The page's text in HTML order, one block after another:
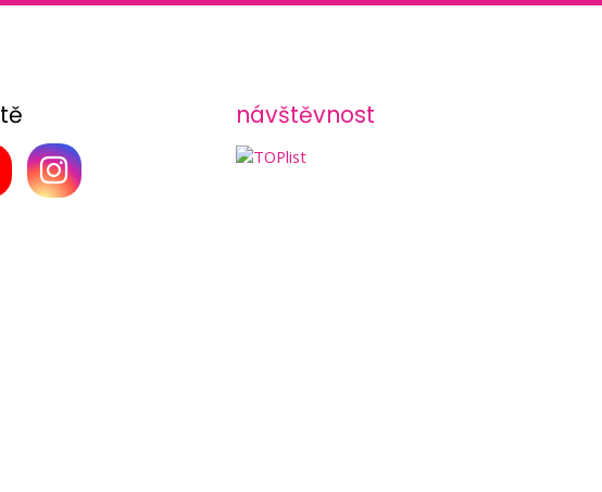
návštěvnost